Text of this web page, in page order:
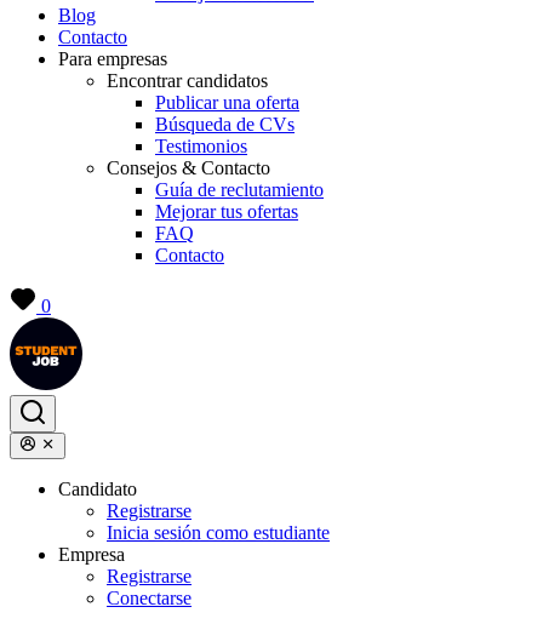
Blog
Contacto
Para empresas
Encontrar candidatos
Publicar una oferta
Búsqueda de CVs
Testimonios
Consejos & Contacto
Guía de reclutamiento
Mejorar tus ofertas
FAQ
Contacto
0
Candidato
Registrarse
Inicia sesión como estudiante
Empresa
Registrarse
Conectarse